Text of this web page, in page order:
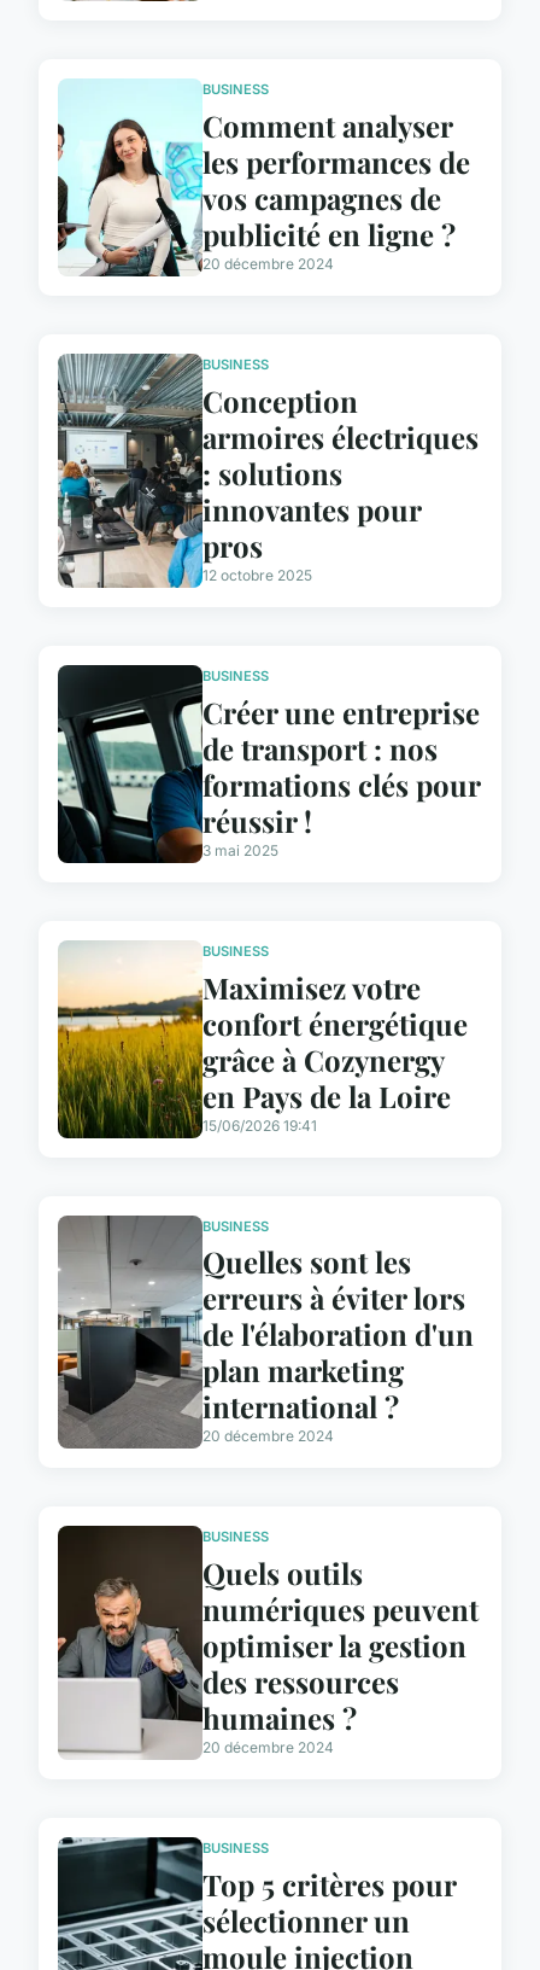
BUSINESS
Comment analyser
les performances de
vos campagnes de
publicité en ligne ?
20 décembre 2024
BUSINESS
Conception
armoires électriques
: solutions
innovantes pour
pros
12 octobre 2025
BUSINESS
Créer une entreprise
de transport : nos
formations clés pour
réussir !
3 mai 2025
BUSINESS
Maximisez votre
confort énergétique
grâce à Cozynergy
en Pays de la Loire
15/06/2026 19:41
BUSINESS
Quelles sont les
erreurs à éviter lors
de l'élaboration d'un
plan marketing
international ?
20 décembre 2024
BUSINESS
Quels outils
numériques peuvent
optimiser la gestion
des ressources
humaines ?
20 décembre 2024
BUSINESS
Top 5 critères pour
sélectionner un
moule injection